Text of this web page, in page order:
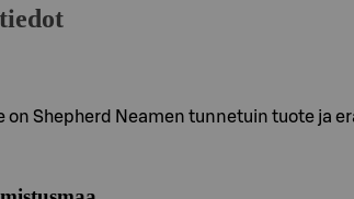
on Shepherd Neamen tunnetuin tuote ja